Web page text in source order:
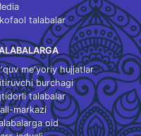
talabalar
me'yoriy hujjatlar
burchagi
talabalar
markazi
oid